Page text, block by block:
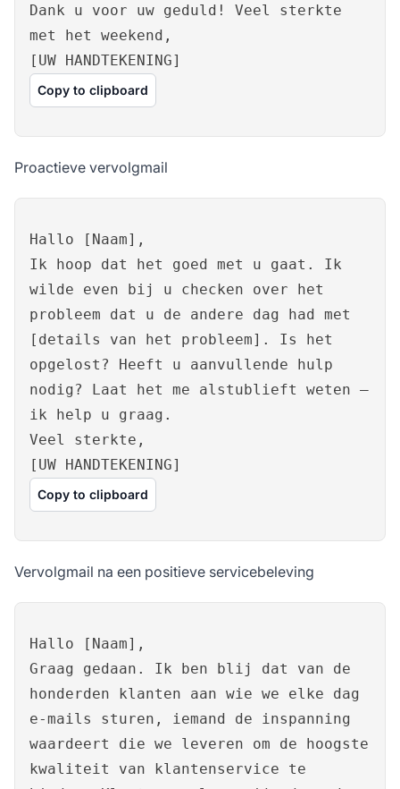
Dank u voor uw geduld! Veel sterkte
met het weekend,
[UW HANDTEKENING]
Copy to clipboard
Proactieve vervolgmail
Hallo [Naam],
Ik hoop dat het goed met u gaat. Ik
wilde even bij u checken over het
probleem dat u de andere dag had met
[details van het probleem]. Is het
opgelost? Heeft u aanvullende hulp
nodig? Laat het me alstublieft weten –
ik help u graag.
Veel sterkte,
[UW HANDTEKENING]
Copy to clipboard
Vervolgmail na een positieve servicebeleving
Hallo [Naam],
Graag gedaan. Ik ben blij dat van de
honderden klanten aan wie we elke dag
e-mails sturen, iemand de inspanning
waardeert die we leveren om de hoogste
kwaliteit van klantenservice te